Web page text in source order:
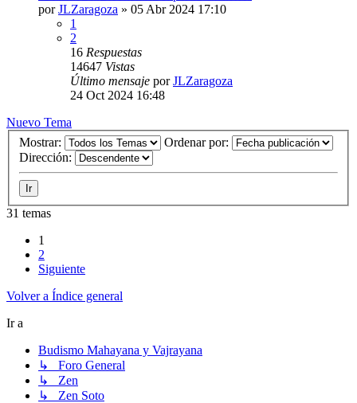
porJLZaragoza » 05 Abr 2024 17:10
1
2
16 Respuestas
14647 Vistas
Último mensaje porJLZaragoza
24 Oct 2024 16:48
Nuevo Tema
Mostrar:
Ordenar por:
Dirección:
31 temas
1
2
Siguiente
Volver a Índice general
Ir a
Budismo Mahayana y Vajrayana
↳ Foro General
↳ Zen
↳ Zen Soto